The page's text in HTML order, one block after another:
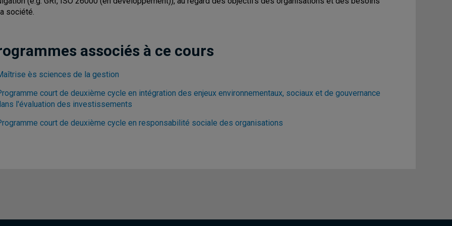
société.
associés à ce cours
ès sciences de la gestion
court de deuxième cycle en intégration des enjeux environnementaux, sociaux et de gouvernance
l'évaluation des investissements
court de deuxième cycle en responsabilité sociale des organisations